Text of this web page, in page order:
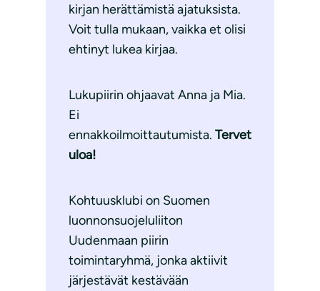
kirjan herättämistä ajatuksista.
Voit tulla mukaan, vaikka et olisi
ehtinyt lukea kirjaa.
Lukupiirin ohjaavat Anna ja Mia.
Ei
ennakkoilmoittautumista. Tervet
uloa!
Kohtuusklubi on Suomen
luonnonsuojeluliiton
Uudenmaan piirin
toimintaryhmä, jonka aktiivit
järjestävät kestävään